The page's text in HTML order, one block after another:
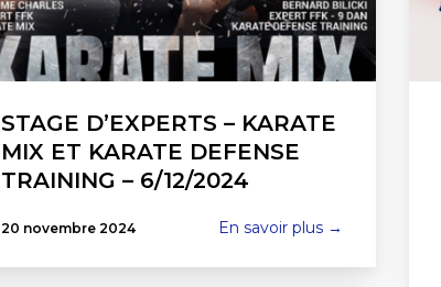
STAGE D’EXPERTS – KARATE
MIX ET KARATE DEFENSE
TRAINING – 6/12/2024
20 novembre 2024 En savoir plus →